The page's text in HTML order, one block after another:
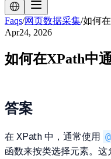
Faqs/网页数据采集/如何
Apr24, 2026
如何在XPath中
答案
在 XPath 中，通常使用
函数来按类选择元素。这